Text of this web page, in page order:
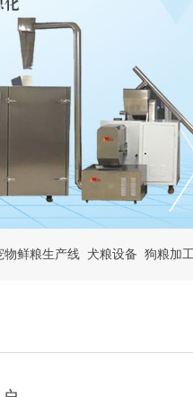
物鲜粮生产线 犬粮设备 狗粮加